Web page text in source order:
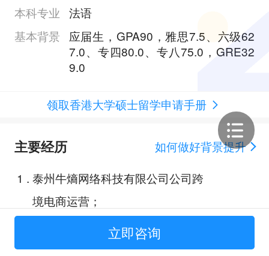
本科专业 法语
基本背景
应届生，GPA90，雅思7.5、六级62
7.0、专四80.0、专八75.0，GRE32
9.0
领取香港大学硕士留学申请手册
主要经历
如何做好背景提升
1 . 泰州牛熵网络科技有限公司公司跨
境电商运营；
蔚来汽车销售服务有限公司未知空
间运营实习生；
立即咨询